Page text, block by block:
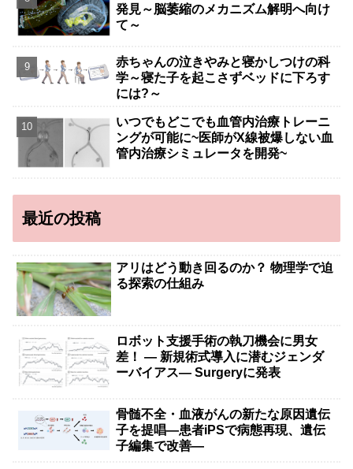
発見～脳萎縮のメカニズム解明へ向け
て～
赤ちゃんの泣きやみと寝かしつけの科
学～寝た子を起こさずベッドに下ろす
には?～
いつでもどこでも血管内治療トレーニ
ングが可能に~医師がX線被爆しない血
管内治療シミュレータを開発~
最近の投稿
アリはどう動き回るのか？ 物理学で迫
る探索の仕組み
ロボット支援手術の執刀機会に男女
差！ — 新規術式導入に潜むジェンダ
ーバイアス— Surgeryに発表
骨髄不全・血液がんの新たな原因遺伝
子を提唱―患者iPSで病態再現、遺伝
子編集で改善―